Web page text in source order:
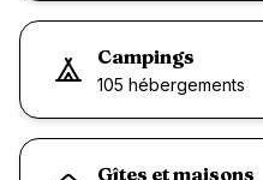
Campings
105 hébergements
Gîtes et maisons